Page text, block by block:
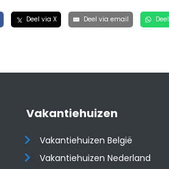
Deel via X Deel via email
Vakantiehuizen
Vakantiehuizen België
Vakantiehuizen Nederland